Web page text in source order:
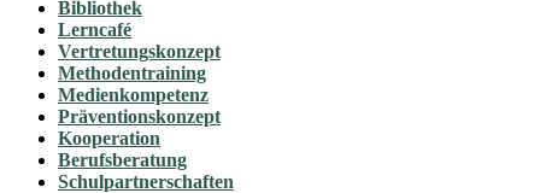
Bibliothek
Lerncafé
Vertretungskonzept
Methodentraining
Medienkompetenz
Präventionskonzept
Kooperation
Berufsberatung
Schulpartnerschaften